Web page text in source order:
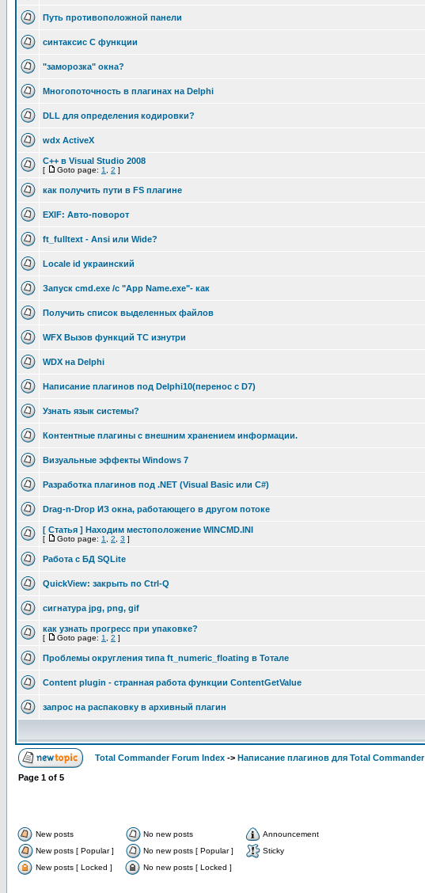
Путь противоположной панели
синтаксис C функции
"заморозка" окна?
Многопоточность в плагинах на Delphi
DLL для определения кодировки?
wdx ActiveX
C++ в Visual Studio 2008
[ Goto page: 1 2 ]
как получить пути в FS плагине
EXIF: Авто-поворот
ft_fulltext - Ansi или Wide?
Locale id украинский
Запуск cmd.exe /c "App Name.exe"- как
Получить список выделенных файлов
WFX Вызов функций TC изнутри
WDX на Delphi
Написание плагинов под Delphi10(перенос с D7)
Узнать язык системы?
Контентные плагины с внешним хранением информации.
Визуальные эффекты Windows 7
Разработка плагинов под .NET (Visual Basic или C#)
Drag-n-Drop ИЗ окна, работающего в другом потоке
[ Статья ] Находим местоположение WINCMD.INI
[ Goto page: 1 2 3 ]
Работа с БД SQLite
QuickView: закрыть по Ctrl-Q
сигнатура jpg, png, gif
как узнать прогресс при упаковке?
[ Goto page: 1 2 ]
Проблемы округления типа ft_numeric_floating в Тотале
Content plugin - странная работа функции ContentGetValue
запрос на распаковку в архивный плагин
Total Commander Forum Index -> Написание плагинов для Total Commander
Page 1 of 5
New posts No new posts
Announcement
New posts [ Popular ]
No new posts [ Popular ]
Sticky
New posts [ Locked ]
No new posts [ Locked ]